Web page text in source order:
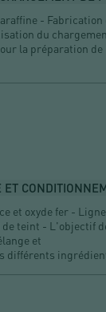
- Fabrication
du
la préparation de
ET
et oxyde fer - Ligne
de teint - L'objectif
et
différents